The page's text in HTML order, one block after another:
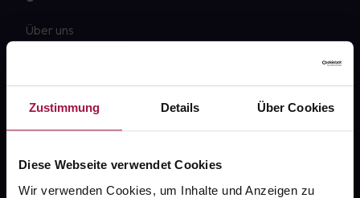
Zustimmung Details Über Cookies
Diese Webseite verwendet Cookies
Wir verwenden Cookies, um Inhalte und Anzeigen zu
Über uns
Newsletter